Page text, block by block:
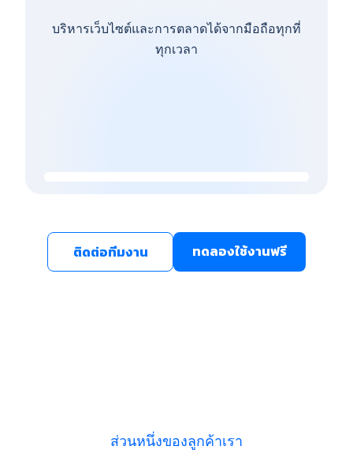
บริหารเว็บไซต์และการตลาดได้จากมือถือทุกที่
ทุกเวลา
ติดต่อทีมงาน ทดลองใช้งานฟรี
ส่วนหนึ่งของลูกค้าเรา